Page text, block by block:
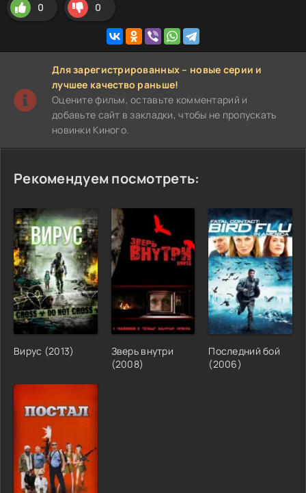
0 0
Для зарегистрированных – новые серии и
лучшее качество раньше!
Оцените фильм, оставьте комментарий и
добавьте сайт в закладки, чтобы не пропускать
новинки Киного.
Рекомендуем посмотреть:
Вирус (2013)
Зверь внутри
(2008)
Последний бой
(2006)